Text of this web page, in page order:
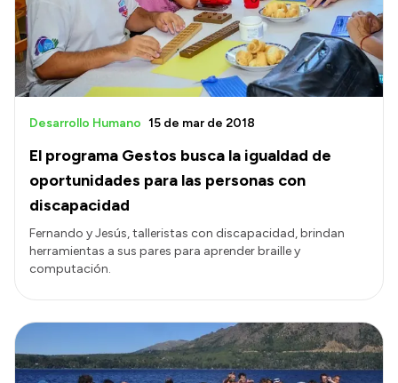
Historia
Geografía
Invertí en Río Negro
Transparencia
Presupuesto
Boletín Oficial
Compras y licitaciones
Intranet
El programa Gestos busca la igualdad de
oportunidades para las personas con
discapacidad
Desarrollo Humano 15 de mar de 2018
Fernando y Jesús, talleristas con discapacidad, brindan
herramientas a sus pares para aprender braille y
computación.